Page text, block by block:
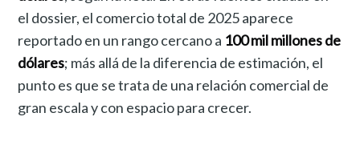
el dossier, el comercio total de 2025 aparece
reportado en un rango cercano a 100 mil millones de
dólares; más allá de la diferencia de estimación, el
punto es que se trata de una relación comercial de
gran escala y con espacio para crecer.